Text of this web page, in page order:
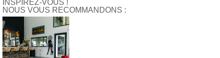
INSPIREZ-VOUS !
NOUS VOUS RECOMMANDONS :